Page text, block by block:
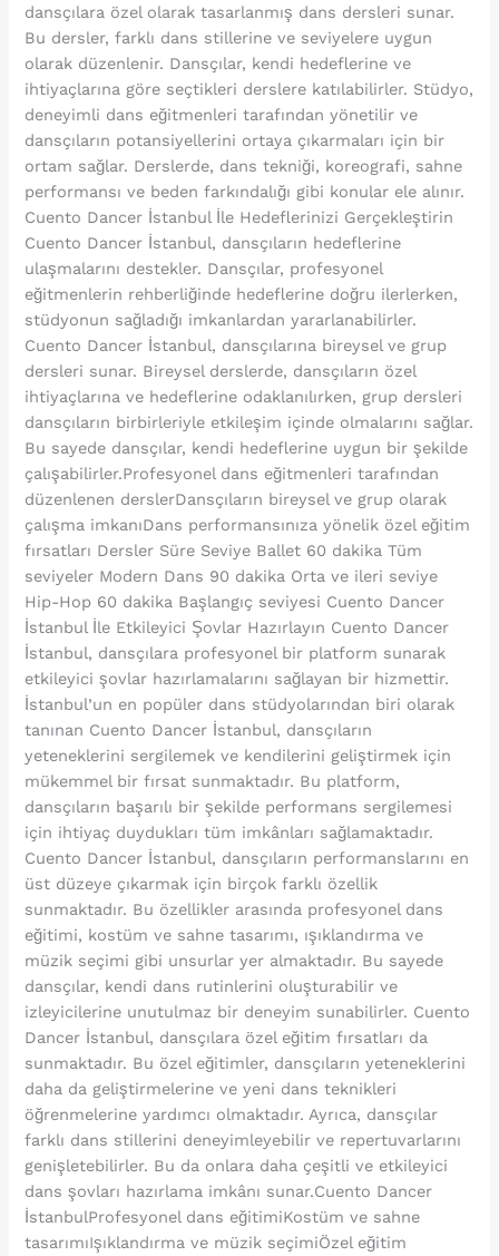
dansçılara özel olarak tasarlanmış dans dersleri sunar.
Bu dersler, farklı dans stillerine ve seviyelere uygun
olarak düzenlenir. Dansçılar, kendi hedeflerine ve
ihtiyaçlarına göre seçtikleri derslere katılabilirler. Stüdyo,
deneyimli dans eğitmenleri tarafından yönetilir ve
dansçıların potansiyellerini ortaya çıkarmaları için bir
ortam sağlar. Derslerde, dans tekniği, koreografi, sahne
performansı ve beden farkındalığı gibi konular ele alınır.
Cuento Dancer İstanbul İle Hedeflerinizi Gerçekleştirin
Cuento Dancer İstanbul, dansçıların hedeflerine
ulaşmalarını destekler. Dansçılar, profesyonel
eğitmenlerin rehberliğinde hedeflerine doğru ilerlerken,
stüdyonun sağladığı imkanlardan yararlanabilirler.
Cuento Dancer İstanbul, dansçılarına bireysel ve grup
dersleri sunar. Bireysel derslerde, dansçıların özel
ihtiyaçlarına ve hedeflerine odaklanılırken, grup dersleri
dansçıların birbirleriyle etkileşim içinde olmalarını sağlar.
Bu sayede dansçılar, kendi hedeflerine uygun bir şekilde
çalışabilirler.Profesyonel dans eğitmenleri tarafından
düzenlenen derslerDansçıların bireysel ve grup olarak
çalışma imkanıDans performansınıza yönelik özel eğitim
fırsatları Dersler Süre Seviye Ballet 60 dakika Tüm
seviyeler Modern Dans 90 dakika Orta ve ileri seviye
Hip-Hop 60 dakika Başlangıç seviyesi Cuento Dancer
İstanbul İle Etkileyici Şovlar Hazırlayın Cuento Dancer
İstanbul, dansçılara profesyonel bir platform sunarak
etkileyici şovlar hazırlamalarını sağlayan bir hizmettir.
İstanbul’un en popüler dans stüdyolarından biri olarak
tanınan Cuento Dancer İstanbul, dansçıların
yeteneklerini sergilemek ve kendilerini geliştirmek için
mükemmel bir fırsat sunmaktadır. Bu platform,
dansçıların başarılı bir şekilde performans sergilemesi
için ihtiyaç duydukları tüm imkânları sağlamaktadır.
Cuento Dancer İstanbul, dansçıların performanslarını en
üst düzeye çıkarmak için birçok farklı özellik
sunmaktadır. Bu özellikler arasında profesyonel dans
eğitimi, kostüm ve sahne tasarımı, ışıklandırma ve
müzik seçimi gibi unsurlar yer almaktadır. Bu sayede
dansçılar, kendi dans rutinlerini oluşturabilir ve
izleyicilerine unutulmaz bir deneyim sunabilirler. Cuento
Dancer İstanbul, dansçılara özel eğitim fırsatları da
sunmaktadır. Bu özel eğitimler, dansçıların yeteneklerini
daha da geliştirmelerine ve yeni dans teknikleri
öğrenmelerine yardımcı olmaktadır. Ayrıca, dansçılar
farklı dans stillerini deneyimleyebilir ve repertuvarlarını
genişletebilirler. Bu da onlara daha çeşitli ve etkileyici
dans şovları hazırlama imkânı sunar.Cuento Dancer
İstanbulProfesyonel dans eğitimiKostüm ve sahne
tasarımıIşıklandırma ve müzik seçimiÖzel eğitim